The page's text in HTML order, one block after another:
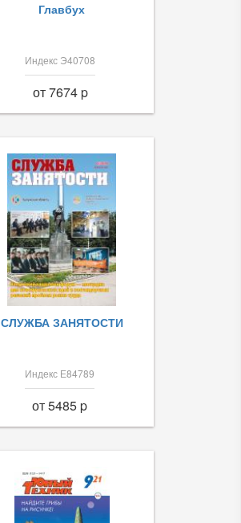
Главбух
Индекс Э40708
от 7674 p
СЛУЖБА ЗАНЯТОСТИ
Индекс Е84789
от 5485 p